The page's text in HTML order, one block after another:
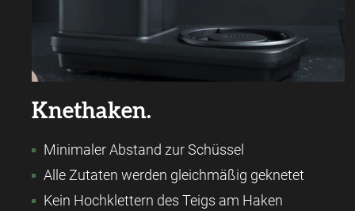
Knethaken.
Minimaler Abstand zur Schüssel
Alle Zutaten werden gleichmäßig geknetet
Kein Hochklettern des Teigs am Haken